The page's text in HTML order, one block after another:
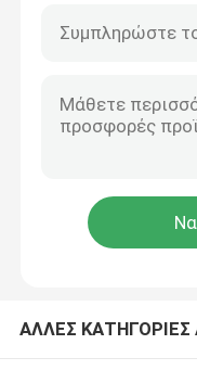
ΑΛΛΕΣ